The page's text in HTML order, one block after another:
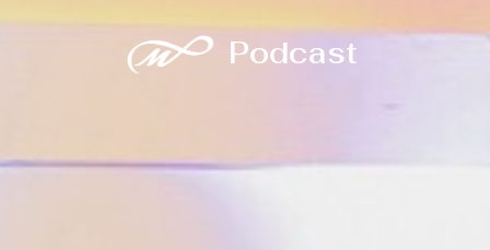
Podcast